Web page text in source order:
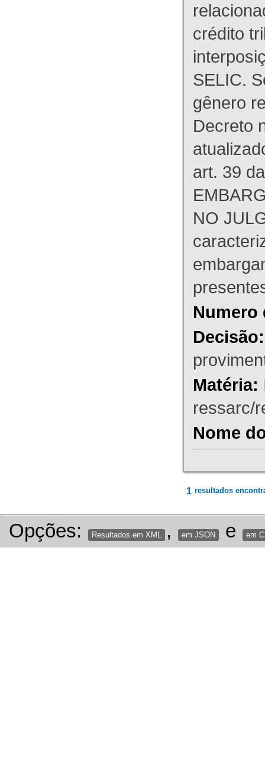
crédito
SELIC.
gênero
Decreto
art. 39
NO
Numero
Decisão:
Matéria:
ressarc/
Nome
1 resultados
Opções: Resultados em XML , em JSON e em